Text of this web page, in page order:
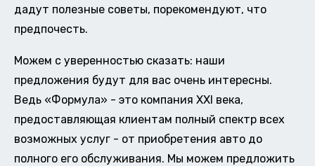
дадут полезные советы, порекомендуют, что
предпочесть.
Можем с уверенностью сказать: наши
предложения будут для вас очень интересны.
Ведь «Формула» - это компания XXI века,
предоставляющая клиентам полный спектр всех
возможных услуг - от приобретения авто до
полного его обслуживания. Мы можем предложить